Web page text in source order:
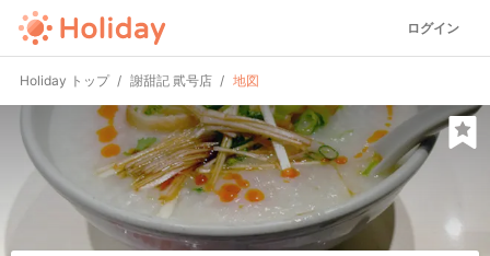
ログイン
Holiday トップ 謝甜記 貮号店 地図